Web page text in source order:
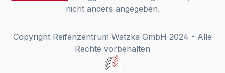
nicht anders angegeben.
Copyright Reifenzentrum Watzka GmbH 2024 - Alle
Rechte vorbehalten